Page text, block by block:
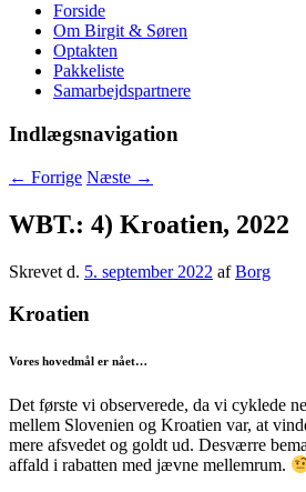
Forside
Om Birgit & Søren
Optakten
Pakkeliste
Samarbejdspartnere
Indlægsnavigation
← Forrige Næste →
WBT.: 4) Kroatien, 2022
Skrevet d. 5. september 2022 afBorg
Kroatien
Vores hovedmål er nået…
Det første vi observerede, da vi cyklede
mellem Slovenien og Kroatien var, at
mere afsvedet og goldt ud. Desværre
affald i rabatten med jævne mellemrum.